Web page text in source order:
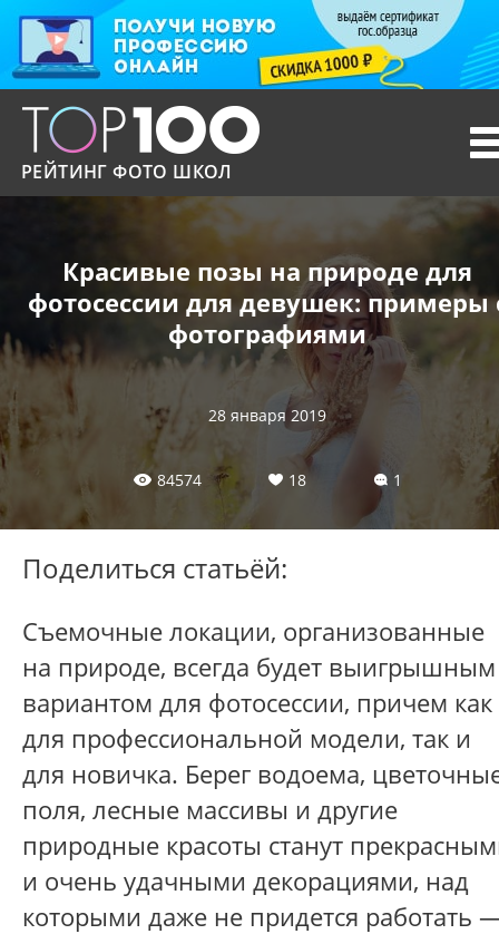
РЕЙТИНГ ФОТО ШКОЛ
Красивые позы на природе для
фотосессии для девушек: примеры
фотографиями
28 января 2019
84574 18 1
Поделиться статьёй:
Съемочные локации, организованные
на природе, всегда будет выигрышным
вариантом для фотосессии, причем как
для профессиональной модели, так и
для новичка. Берег водоема,
поля, лесные массивы и другие
природные красоты станут
и очень удачными декорациями, над
которыми даже не придется работать